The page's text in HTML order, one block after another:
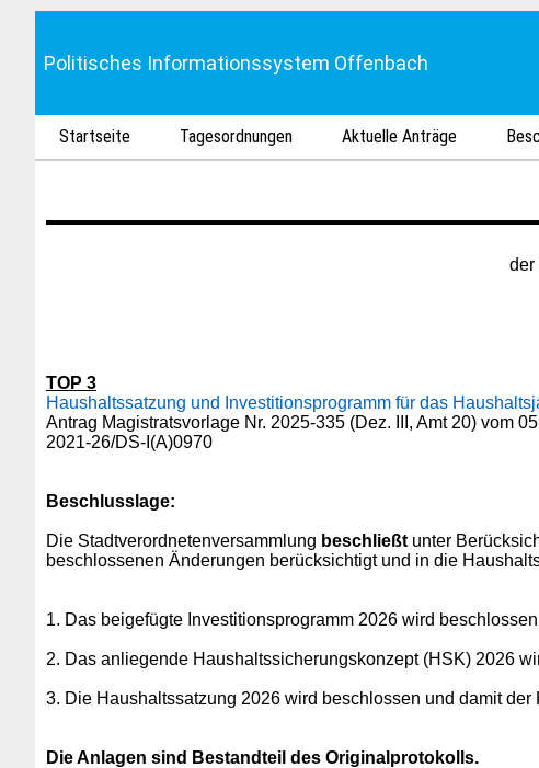
Politisches Informationssystem Offenbach
Startseite Tagesordnungen Aktuelle Anträge
der
TOP 3
Haushaltssatzung und Investitionsprogramm für das
Antrag Magistratsvorlage Nr. 2025-335 (Dez. III, Amt 20) vom
2021-26/DS-I(A)0970
Beschlusslage:
Die Stadtverordnetenversammlung beschließt unter
beschlossenen Änderungen berücksichtigt und in die
1. Das beigefügte Investitionsprogramm 2026 wird
2. Das anliegende Haushaltssicherungskonzept (HSK) 2026
3. Die Haushaltssatzung 2026 wird beschlossen und damit
Die Anlagen sind Bestandteil des Originalprotokolls.